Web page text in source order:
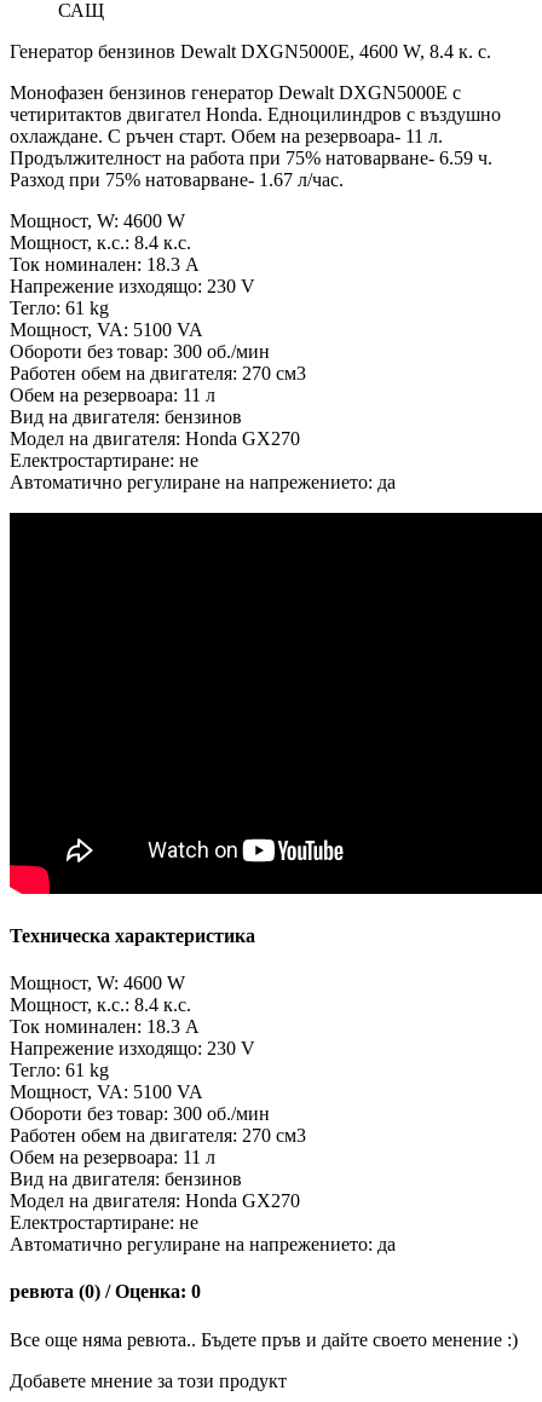
САЩ
Генератор бензинов Dewalt DXGN5000E, 4600 W, 8.4 к. с.
Монофазен бензинов генератор Dewalt DXGN5000E с
четиритактов двигател Honda. Едноцилиндров с въздушно
охлаждане. С ръчен старт. Обем на резервоара- 11 л.
Продължителност на работа при 75% натоварване- 6.59 ч.
Разход при 75% натоварване- 1.67 л/час.
Мощност, W: 4600 W
Мощност, к.с.: 8.4 к.с.
Ток номинален: 18.3 A
Напрежение изходящо: 230 V
Тегло: 61 kg
Мощност, VA: 5100 VA
Обороти без товар: 300 об./мин
Работен обем на двигателя: 270 см3
Обем на резервоара: 11 л
Вид на двигателя: бензинов
Модел на двигателя: Honda GX270
Електростартиране: не
Автоматично регулиране на напрежението: да
Техническа характеристика
Мощност, W: 4600 W
Мощност, к.с.: 8.4 к.с.
Ток номинален: 18.3 A
Напрежение изходящо: 230 V
Тегло: 61 kg
Мощност, VA: 5100 VA
Обороти без товар: 300 об./мин
Работен обем на двигателя: 270 см3
Обем на резервоара: 11 л
Вид на двигателя: бензинов
Модел на двигателя: Honda GX270
Електростартиране: не
Автоматично регулиране на напрежението: да
ревюта (0) / Оценка: 0
Все още няма ревюта.. Бъдете пръв и дайте своето менение :)
Добавете мнение за този продукт